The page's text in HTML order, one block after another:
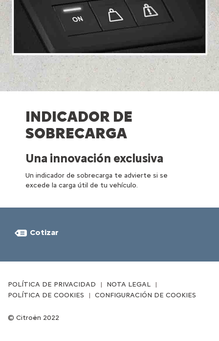
INDICADOR DE
SOBRECARGA
Una innovación exclusiva
Un indicador de sobrecarga te advierte si se
excede la carga útil de tu vehículo.
Cotizar
Citroën 2022
POLÍTICA DE PRIVACIDAD
NOTA LEGAL
POLÍTICA DE COOKIES
CONFIGURACIÓN DE COOKIES